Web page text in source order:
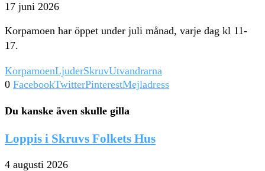
17 juni 2026
Korpamoen har öppet under juli månad, varje dag kl 11-
17.
KorpamoenLjuderSkruvUtvandrarna
0 FacebookTwitterPinterestMejladress
Du kanske även skulle gilla
Loppis i Skruvs Folkets Hus
4 augusti 2026